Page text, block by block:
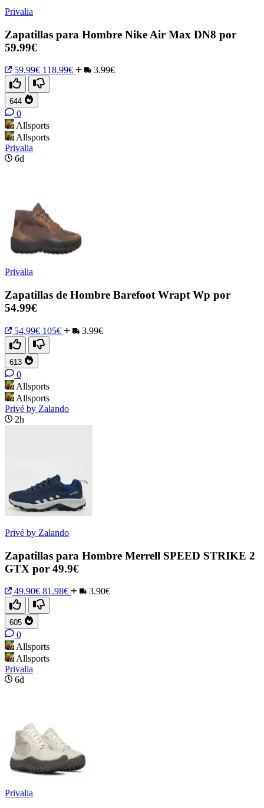
Privalia
Zapatillas para Hombre Nike Air Max DN8 por
59.99€
59.99€ 118.99€ 3.99€
644
0
Allsports
Allsports
Privalia
6d
Privalia
Zapatillas de Hombre Barefoot Wrapt Wp por
54.99€
54.99€ 105€ 3.99€
613
0
Allsports
Allsports
Privé by Zalando
2h
Privé by Zalando
Zapatillas para Hombre Merrell SPEED STRIKE 2
GTX por 49.9€
49.90€ 81.98€ 3.90€
605
0
Allsports
Allsports
Privalia
6d
Privalia